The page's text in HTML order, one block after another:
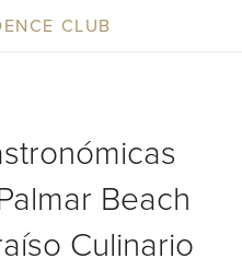
CLUB
Beach
Culinario